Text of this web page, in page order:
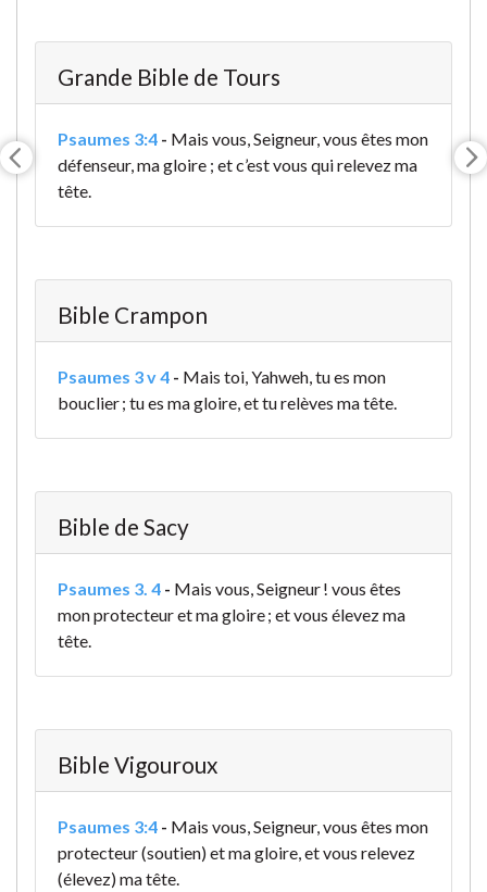
Grande Bible de Tours
Psaumes 3:4 - Mais vous, Seigneur, vous êtes mon
défenseur, ma gloire ; et c’est vous qui relevez ma
tête.
Bible Crampon
Psaumes 3 v 4 - Mais toi, Yahweh, tu es mon
bouclier ; tu es ma gloire, et tu relèves ma tête.
Bible de Sacy
Psaumes 3. 4 - Mais vous, Seigneur ! vous êtes
mon protecteur et ma gloire ; et vous élevez ma
tête.
Bible Vigouroux
Psaumes 3:4 - Mais vous, Seigneur, vous êtes mon
protecteur (soutien) et ma gloire, et vous relevez
(élevez) ma tête.